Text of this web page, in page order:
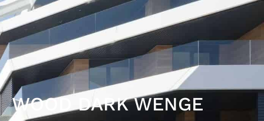
WOOD DARK WENGE